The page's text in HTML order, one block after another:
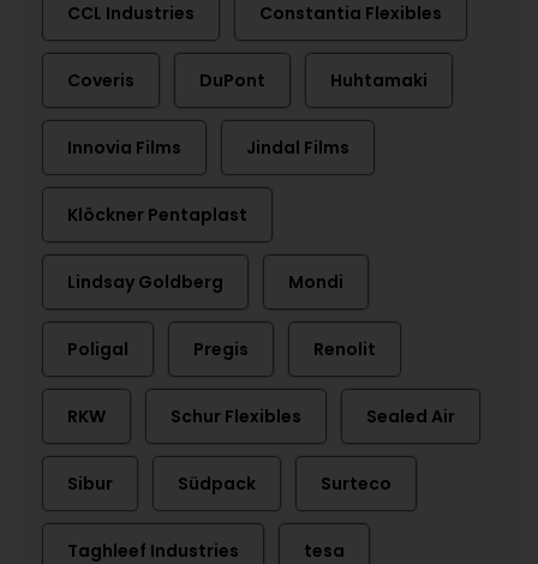
CCL Industries Constantia Flexibles
Coveris DuPont Huhtamaki
Innovia Films Jindal Films
Klöckner Pentaplast
Lindsay Goldberg Mondi
Poligal Pregis Renolit
RKW Schur Flexibles Sealed Air
Sibur Südpack Surteco
Taghleef Industries tesa